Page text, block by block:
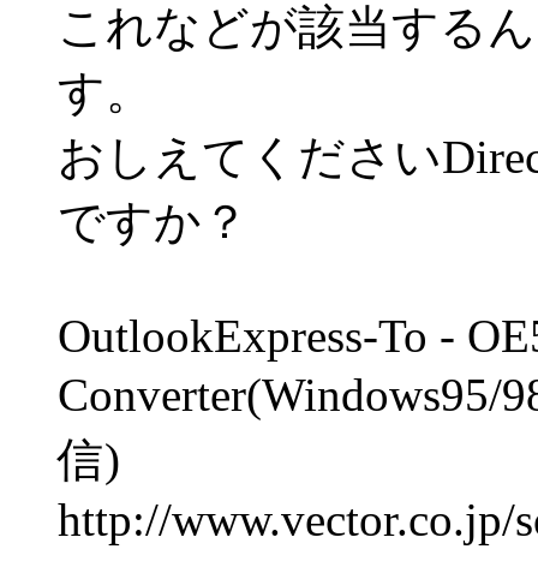
これなどが該当する
す。
おしえてください
ですか？
OutlookExpress-To -
信)
http://www.vector.co.jp/